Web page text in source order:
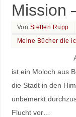
Mission
Von Steffen Rupp
Meine Bücher die
ist ein Moloch aus
die Stadt in den
unbemerkt
Flucht vor…